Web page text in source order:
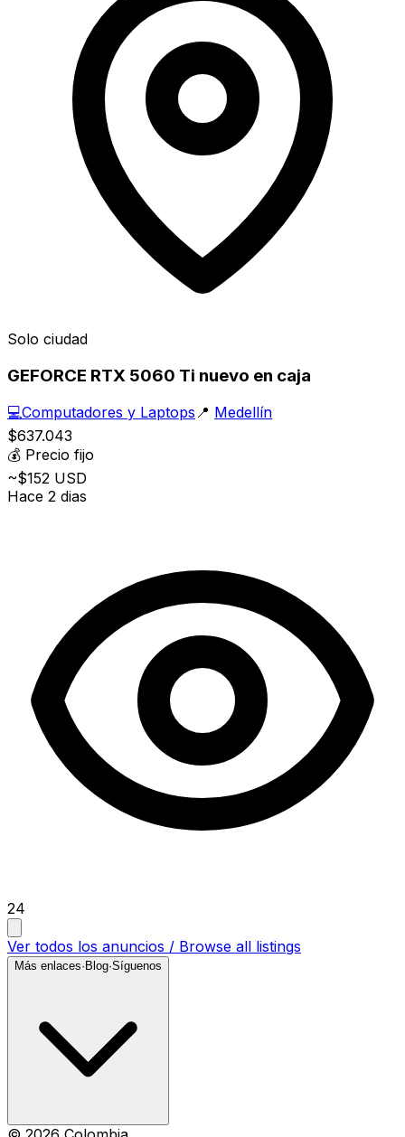
Solo ciudad
GEFORCE RTX 5060 Ti nuevo en caja
💻Computadores y Laptops 📍 Medellín
$637.043
💰 Precio fijo
~$152 USD
Hace 2 dias
24
Ver todos los anuncios / Browse all listings
Más enlaces· Blog·Síguenos